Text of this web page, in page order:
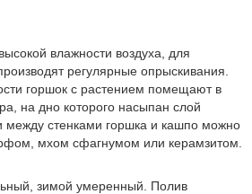
влажности воздуха, для
регулярные опрыскивания.
горшок с растением помещают в
на дно которого насыпан слой
между стенками горшка и кашпо можно
мхом сфагнумом или керамзитом.
зимой умеренный. Полив